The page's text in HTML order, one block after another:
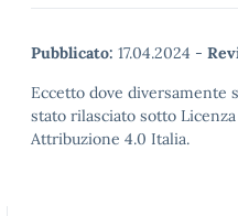
Pubblicato: 17.04.2024 -
Eccetto dove diversamente
stato rilasciato sotto
Attribuzione 4.0 Italia.